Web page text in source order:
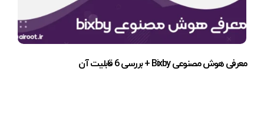
معرفی هوش مصنوعی Bixby + بررسی 6 قابلیت آن